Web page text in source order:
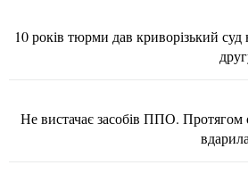
10 років тюрми дав криворізький
Не вистачає засобів ППО. Протягом